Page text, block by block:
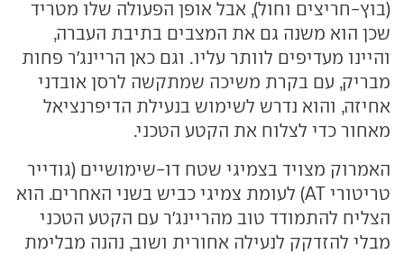
(בוץ-חריצים וחול), אבל אופן הפעולה שלו מטריד
שכן הוא משנה גם את המצבים בתיבת העברה,
והיינו מעדיפים לוותר עליו. וגם כאן הריינג'ר פחות
מבריק, עם בקרת משיכה שמתקשה לרסן אובדני
אחיזה, והוא נדרש לשימוש בנעילת הדיפרנציאל
מאחור כדי לצלוח את הקטע הטכני.
האמרוק מצויד בצמיגי שטח דו-שימושיים (גודייר
טריטורי AT) לעומת צמיגי כביש בשני האחרים. הוא
הצליח להתמודד טוב מהריינג'ר עם הקטע הטכני
מבלי להזדקק לנעילה אחורית ושוב, נהנה מבלימת